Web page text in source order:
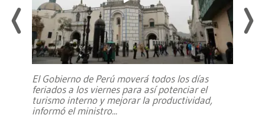
El Gobierno de Perú moverá todos los días
feriados a los viernes para así potenciar el
turismo interno y mejorar la productividad,
informó el ministro...